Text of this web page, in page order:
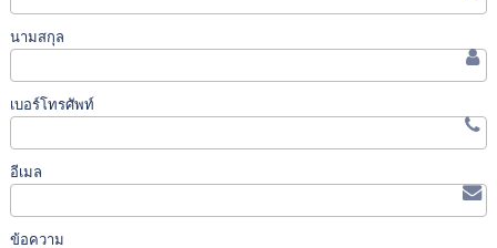
นามสกุล
เบอร์โทรศัพท์
อีเมล
ข้อความ